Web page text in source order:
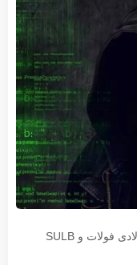
نفوذ سایبری به سِروِر اطلاعات دو غول فولادی فولات و SULB